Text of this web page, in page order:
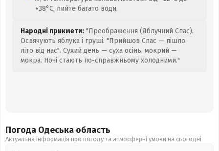
+38°C, пийте багато води.
Народні прикмети: "Преображення (Яблучний Спас).
Освячують яблука і груші. "Прийшов Спас — пішло
літо від нас". Сухий день — суха осінь, мокрий —
мокра. Ночі стають по-справжньому холодними."
Погода Одеська область
Актуальна інформація про погоду та атмосферні умови на сьогодні